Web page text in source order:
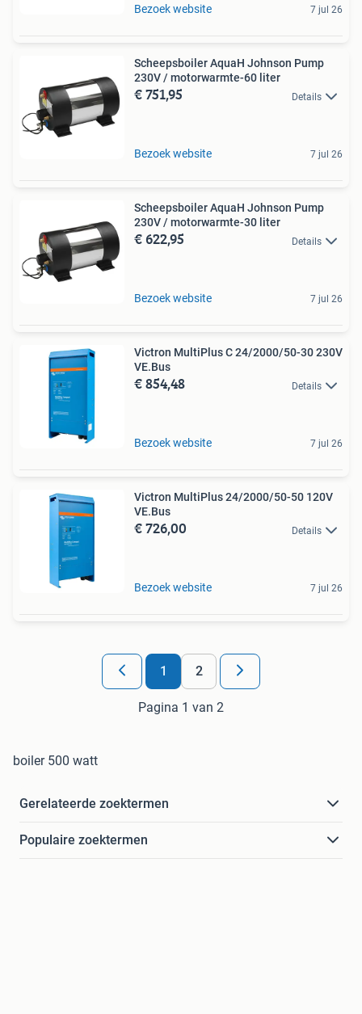
Bezoek website 7 jul 26
Scheepsboiler AquaH Johnson Pump
230V / motorwarmte-60 liter
€ 751,95 Details
Bezoek website 7 jul 26
Scheepsboiler AquaH Johnson Pump
230V / motorwarmte-30 liter
€ 622,95 Details
Bezoek website 7 jul 26
Victron MultiPlus C 24/2000/50-30 230V
VE.Bus
€ 854,48 Details
Bezoek website 7 jul 26
Victron MultiPlus 24/2000/50-50 120V
VE.Bus
€ 726,00 Details
Bezoek website 7 jul 26
1 2
Pagina 1 van 2
boiler 500 watt
Gerelateerde zoektermen
Populaire zoektermen